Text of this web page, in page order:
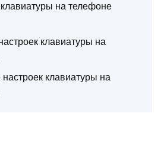
на телефоне
клавиатуры на
клавиатуры на